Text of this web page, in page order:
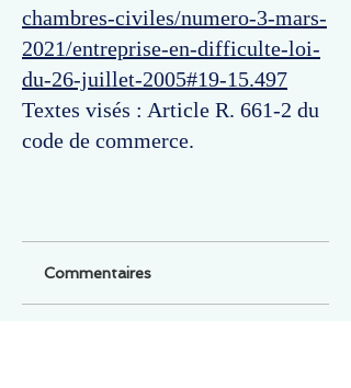
chambres-civiles/numero-3-mars-
2021/entreprise-en-difficulte-loi-
du-26-juillet-2005#19-15.497
Textes visés : Article R. 661-2 du
code de commerce.
Commentaires